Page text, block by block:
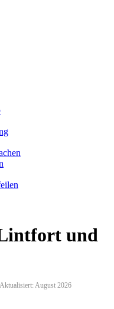
und
August 2026